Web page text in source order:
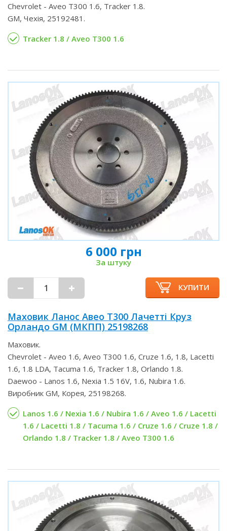
Chevrolet - Aveo T300 1.6, Tracker 1.8.
GM, Чехія, 25192481.
Tracker 1.8 / Aveo T300 1.6
6 000 грн
За штуку
КУПИТИ
Маховик Ланос Авео Т300 Лачетті Круз
Орландо GM (МКПП) 25198268
Маховик.
Chevrolet - Aveo 1.6, Aveo T300 1.6, Cruze 1.6, 1.8, Lacetti
1.6, 1.8 LDA, Tacuma 1.6, Tracker 1.8, Orlando 1.8.
Daewoo - Lanos 1.6, Nexia 1.5 16V, 1.6, Nubira 1.6.
Виробник GM, Корея, 25198268.
Lanos 1.6 / Nexia 1.6 / Nubira 1.6 / Aveo 1.6 / Lacetti
1.6 / Lacetti 1.8 / Tacuma 1.6 / Cruze 1.6 / Cruze 1.8 /
Orlando 1.8 / Tracker 1.8 / Aveo T300 1.6